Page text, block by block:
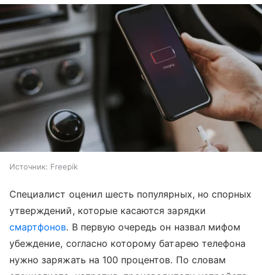
Источник: Freepik
Специалист оценил шесть популярных, но спорных
утверждений, которые касаются зарядки
смартфонов. В первую очередь он назвал мифом
убеждение, согласно которому батарею телефона
нужно заряжать на 100 процентов. По словам